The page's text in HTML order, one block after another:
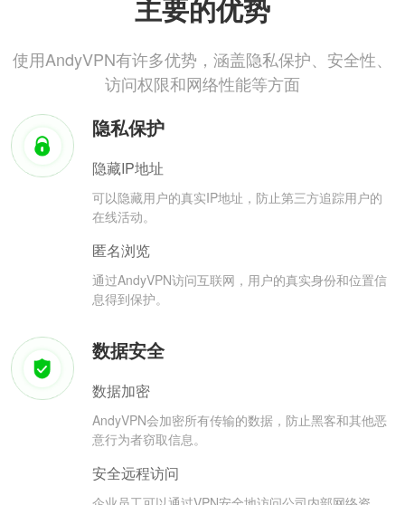
主要的优势
使用AndyVPN有许多优势，涵盖隐私保护、安全性、
访问权限和网络性能等方面
隐私保护
隐藏IP地址
可以隐藏用户的真实IP地址，防止第三方追踪用户的
在线活动。
匿名浏览
通过AndyVPN访问互联网，用户的真实身份和位置信
息得到保护。
数据安全
数据加密
AndyVPN会加密所有传输的数据，防止黑客和其他恶
意行为者窃取信息。
安全远程访问